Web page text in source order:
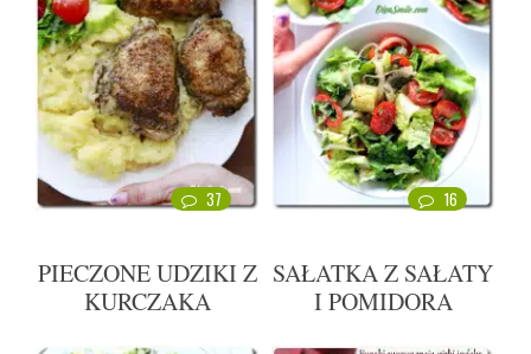
37
PIECZONE UDZIKI Z
KURCZAKA
16
SAŁATKA Z SAŁATY
I POMIDORA